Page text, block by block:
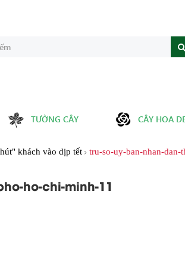
TƯỜNG CÂY CÂY HOA
khách vào dịp tết tru-so-uy-ban-nhan-dan-
ho-chi-minh-11